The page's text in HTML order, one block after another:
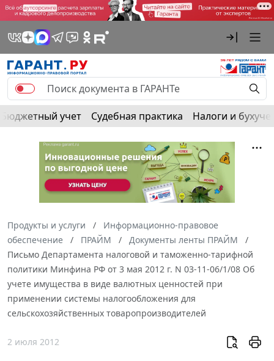
Бюджетный учет Судебная практика Налоги и
Продукты и услуги
Информационно-правовое
обеспечение
ПРАЙМ
Документы ленты ПРАЙМ
Письмо Департамента налоговой и таможенно-тарифной
политики Минфина РФ от 3 мая 2012 г. N 03-11-06/1/08 Об
учете имущества в виде валютных ценностей при
применении системы налогообложения для
сельскохозяйственных товаропроизводителей
2 июля 2012